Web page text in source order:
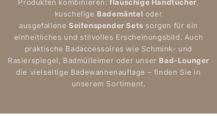
Produkten kombinieren:flauschige Handtücher,
kuschelige Bademäntel oder
ausgefallene Seifenspender Sets sorgen für ein
einheitliches und stilvolles Erscheinungsbild. Auch
praktische Badaccessoires wie Schmink- und
Rasierspiegel, Badmülleimer oder unser Bad-Lounger
die vielseitige Badewannenauflage – finden Sie in
unserem Sortiment.